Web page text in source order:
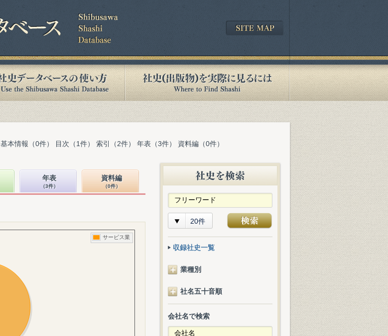
基本情報（0件） 目次（1件） 索引（2件） 年表（3件） 資料編（0件）
年表
（3件）
資料編
（0件）
20件
収録社史一覧
業種別
社名五十音順
会社名で検索